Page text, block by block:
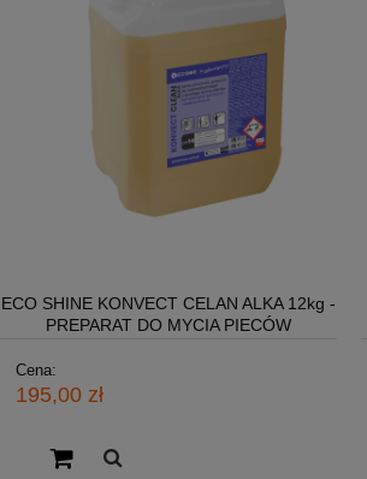
ECO SHINE KONVECT CELAN ALKA 12kg -
PREPARAT DO MYCIA PIECÓW
Cena:
195,00 zł